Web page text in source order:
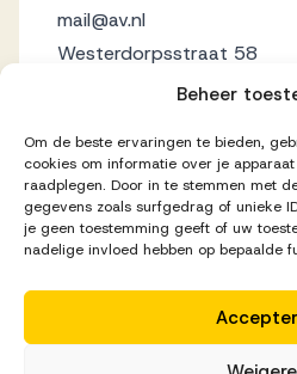
Beheer
Om de beste ervaringen te bieden,
cookies om informatie over je
raadplegen. Door in te stemmen met
gegevens zoals surfgedrag of unieke
je geen toestemming geeft of uw
nadelige invloed hebben op bepaalde
mail@av.nl
Westerdorpsstraat 58
3871 AZ Hoevelaken
Privacy Statement